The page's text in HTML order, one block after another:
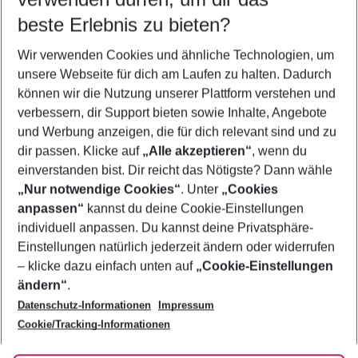
5-8 Nächte
2 Erwachsene Keine Kinder
Mehr Filter anzeigen
Footer
Footer navigation
Über uns
AGB
Bestpreisgarantie
Cookie-Einstellungen ändern
Cookie-Richtlinie
Agenturbetreuung
Barrierefreies Reisen
Folge uns
beste Erlebnis zu bieten?
Wir verwenden Cookies und ähnliche Technologien, um
unsere Webseite für dich am Laufen zu halten. Dadurch
können wir die Nutzung unserer Plattform verstehen und
verbessern, dir Support bieten sowie Inhalte, Angebote
und Werbung anzeigen, die für dich relevant sind und zu
dir passen. Klicke auf „Alle akzeptieren“, wenn du
einverstanden bist. Dir reicht das Nötigste? Dann wähle
„Nur notwendige Cookies“. Unter „Cookies
anpassen“ kannst du deine Cookie-Einstellungen
individuell anpassen. Du kannst deine Privatsphäre-
Einstellungen natürlich jederzeit ändern oder widerrufen
– klicke dazu einfach unten auf „Cookie-Einstellungen
ändern“.
Datenschutz-Informationen
Impressum
Cookie/Tracking-Informationen